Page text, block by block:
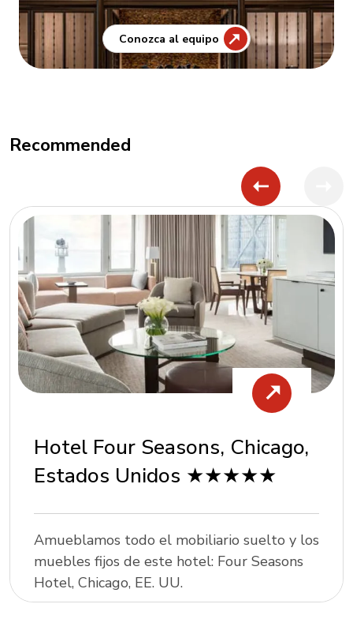
Conozca al equipo
Recommended
Hotel Four Seasons, Chicago,
Estados Unidos ★★★★★
Amueblamos todo el mobiliario suelto y los
muebles fijos de este hotel: Four Seasons
Hotel, Chicago, EE. UU.